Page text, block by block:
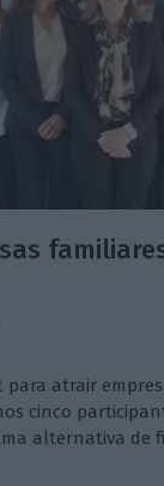
para atrair
cinco
alternativa de